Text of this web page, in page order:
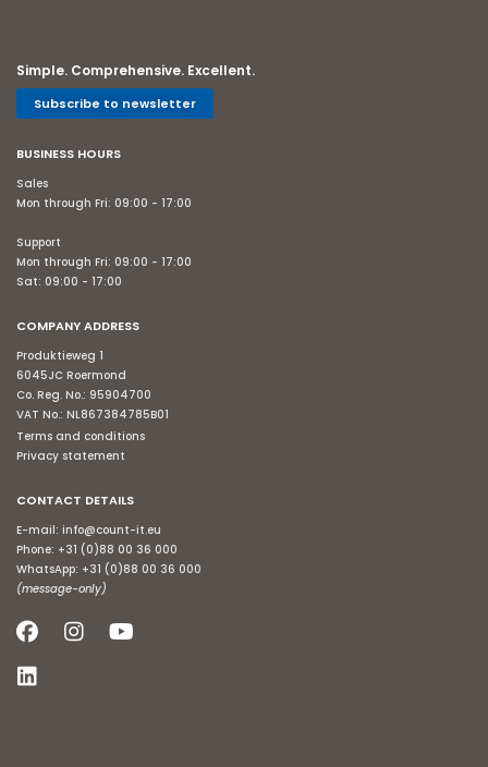
Simple. Comprehensive. Excellent.
Subscribe to newsletter
BUSINESS HOURS
Sales
Mon through Fri: 09:00 - 17:00
Support
Mon through Fri: 09:00 - 17:00
Sat: 09:00 - 17:00
COMPANY ADDRESS
Produktieweg 1
6045JC Roermond
Co. Reg. No.: 95904700
VAT No.: NL867384785B01
Terms and conditions
Privacy statement
CONTACT DETAILS
E-mail: info@count-it.eu
Phone: +31 (0)88 00 36 000
WhatsApp: +31 (0)88 00 36 000
(message-only)